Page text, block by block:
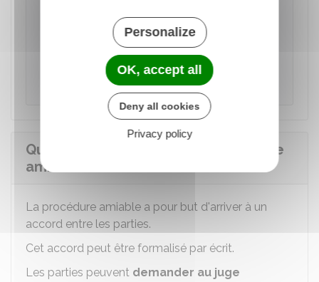
prescription recommence courir à partir de la
fin de la médiation, de la conciliation ou du
terme de la procédure participative pour une
durée qui ne peut pas être inférieure à 6 mois.
Quels sont les effets de la procédure
amiable ?
La procédure amiable a pour but d'arriver à un
accord entre les parties.
Cet accord peut être formalisé par écrit.
Les parties peuvent demander au juge
Personalize
OK, accept all
Deny all cookies
Privacy policy